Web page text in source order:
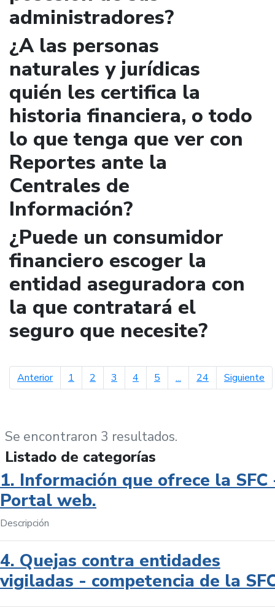
administradores?
¿A las personas
naturales y jurídicas
quién les certifica la
historia financiera, o todo
lo que tenga que ver con
Reportes ante la
Centrales de
Información?
¿Puede un consumidor
financiero escoger la
entidad aseguradora con
la que contratará el
seguro que necesite?
Anteriorpágina anterior
1 2 3 4 5 ... 24 Siguiente
Se encontraron 3 resultados.
Listado de categorías
1. Información que ofrece la SFC
Portal web.
Descripción
4. Quejas contra entidades
vigiladas - competencia de la